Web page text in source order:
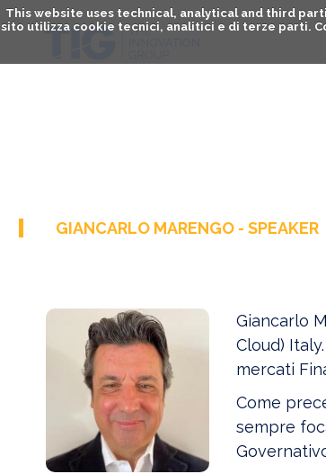
This website uses technical, analytical and third
sito utilizza cookie tecnici, analitici e di terze parti.
GIANCARLO MARENGO - SPEAKER
Giancarlo
Cloud)
mercati
Come
sempre